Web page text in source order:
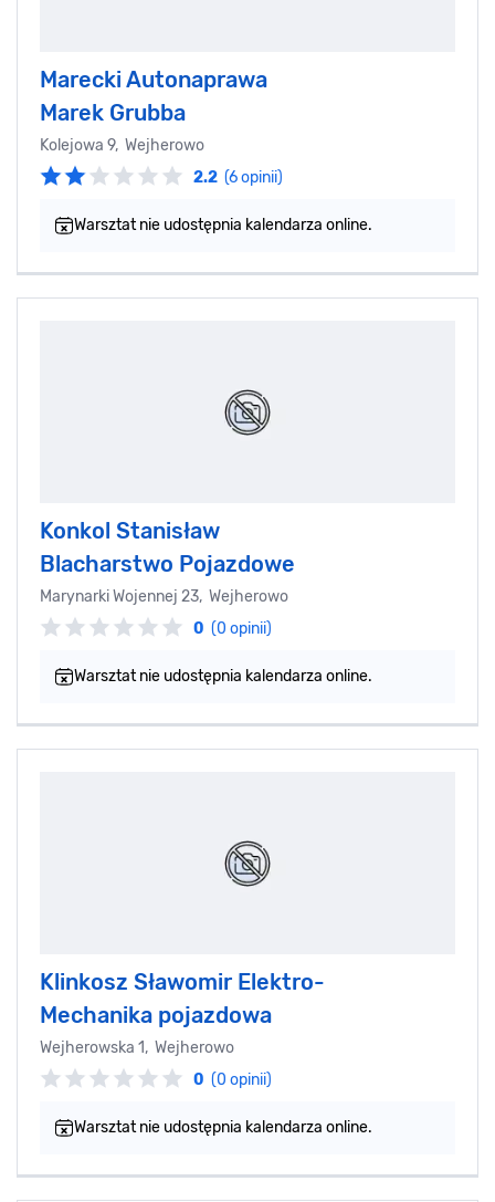
Marecki Autonaprawa
Marek Grubba
Kolejowa 9, Wejherowo
2.2 (6 opinii)
Warsztat nie udostępnia kalendarza online.
Konkol Stanisław
Blacharstwo Pojazdowe
Marynarki Wojennej 23, Wejherowo
0 (0 opinii)
Warsztat nie udostępnia kalendarza online.
Klinkosz Sławomir Elektro-
Mechanika pojazdowa
Wejherowska 1, Wejherowo
0 (0 opinii)
Warsztat nie udostępnia kalendarza online.